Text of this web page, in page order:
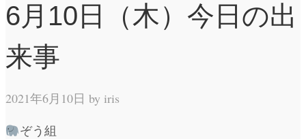
6月10日（木）今日の出
来事
2021年6月10日 by iris
ぞう組